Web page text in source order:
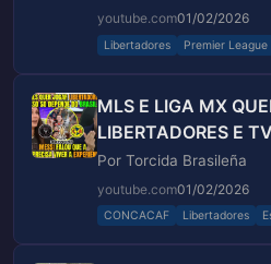
youtube.com01/02/2026
Libertadores Premier League
MLS E LIGA MX
LIBERTADORES E TV MEXICANA FICA
ENLOUQUECEM
R.VEIGA!!
Por Torcida Brasileña
youtube.com01/02/2026
CONCACAF Libertadores